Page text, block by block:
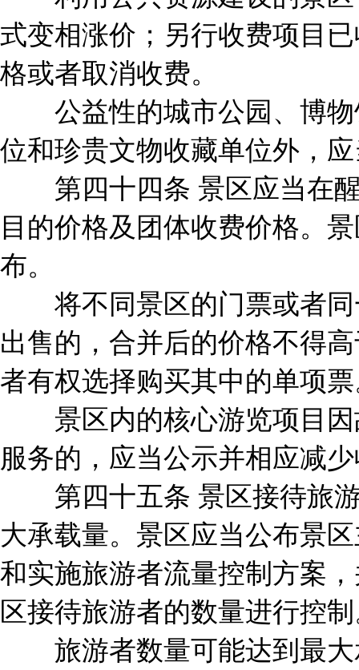
式变相涨价；另行收费项目
格或者取消收费。
公益性的城市公园、博物
位和珍贵文物收藏单位外，
第四十四条 景区应当在醒
目的价格及团体收费价格。
布。
将不同景区的门票或者同
出售的，合并后的价格不得
者有权选择购买其中的单项
景区内的核心游览项目因
服务的，应当公示并相应减
第四十五条 景区接待旅游
大承载量。景区应当公布景
和实施旅游者流量控制方案
区接待旅游者的数量进行控
旅游者数量可能达到最大